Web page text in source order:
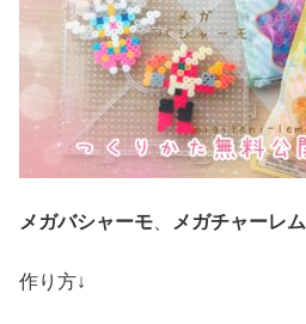
メガバシャーモ メガチャーレム
作り方↓